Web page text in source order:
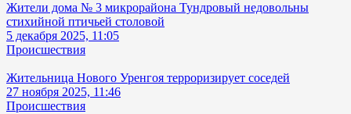
Жители дома № 3 микрорайона Тундровый недовольны
стихийной птичьей столовой
5 декабря 2025, 11:05
Происшествия
Жительница Нового Уренгоя терроризирует соседей
27 ноября 2025, 11:46
Происшествия